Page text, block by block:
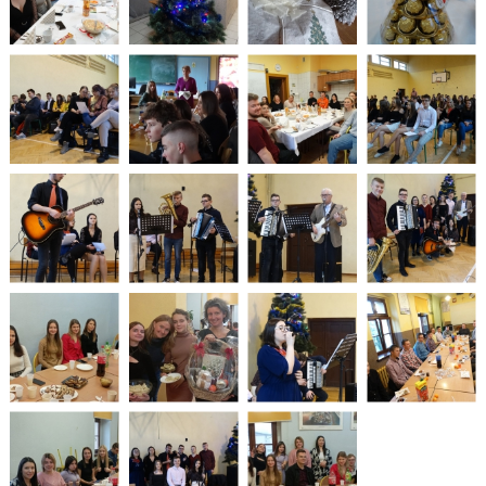
PLANU LEKCJI OD 16.03.2026
WYKAZ PODRĘCZNIKÓW DLA I, II, III, IV, V KLASY 2025/2026
DZIENNIK ELEKTRONICZNY
PROCEDURY NAUKI ZDALNEJ
BIBLIOTEKA SZKOLNA - GODZINY OTWARCIA
ZDJĘCIA GRUPOWE 2022 - 2023
LINK DO WYPOŻYCZEŃ ON-LINE - BIBLIOTEKA
HARMONOGRAM MATURY 2025
EGZAMIN POTWIERDZAJĄCY KWALIFIKACJE W ZAWODZIE CZERWIEC
2026
"WIĘCEJ PRAKTYKI" - 2019 - 2021
"SZKOLIMY ZAWODOWO W POWIECIE OLESKIM” - 2018-2020
LINKI DO PRZETARGÓW 2020 - 2022